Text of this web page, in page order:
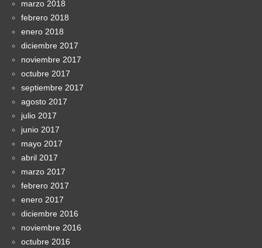
marzo 2018
febrero 2018
enero 2018
diciembre 2017
noviembre 2017
octubre 2017
septiembre 2017
agosto 2017
julio 2017
junio 2017
mayo 2017
abril 2017
marzo 2017
febrero 2017
enero 2017
diciembre 2016
noviembre 2016
octubre 2016